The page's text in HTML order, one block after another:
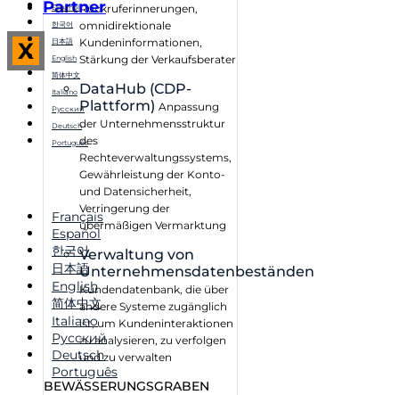
Rückruferinnerungen,
omnidirektionale
Kundeninformationen,
Stärkung der Verkaufsberater
DataHub (CDP-
Plattform) Anpassung
der Unternehmensstruktur
des
Rechteverwaltungssystems,
Gewährleistung der Konto-
und Datensicherheit,
Verringerung der
übermäßigen Vermarktung
Verwaltung von
Unternehmensdatenbeständen
Kundendatenbank, die über
andere Systeme zugänglich
ist, um Kundeninteraktionen
zu analysieren, zu verfolgen
und zu verwalten
BEWÄSSERUNGSGRABEN
Partner
X
Español
한국어
日本語
English
简体中文
Italiano
Русский
Deutsch
Português
Français
Español
한국어
日本語
English
简体中文
Italiano
Русский
Deutsch
Português